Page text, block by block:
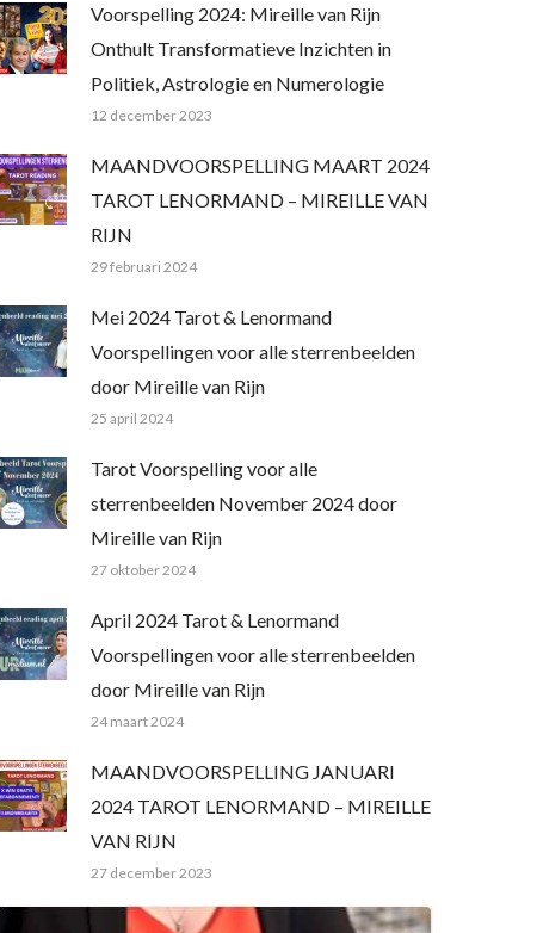
Voorspelling 2024: Mireille van Rijn
Onthult Transformatieve Inzichten in
Politiek, Astrologie en Numerologie
12 december 2023
MAANDVOORSPELLING MAART 2024
TAROT LENORMAND – MIREILLE VAN
RIJN
29 februari 2024
Mei 2024 Tarot & Lenormand
Voorspellingen voor alle sterrenbeelden
door Mireille van Rijn
25 april 2024
Tarot Voorspelling voor alle
sterrenbeelden November 2024 door
Mireille van Rijn
27 oktober 2024
April 2024 Tarot & Lenormand
Voorspellingen voor alle sterrenbeelden
door Mireille van Rijn
24 maart 2024
MAANDVOORSPELLING JANUARI
2024 TAROT LENORMAND – MIREILLE
VAN RIJN
27 december 2023